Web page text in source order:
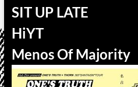
SIT UP LATE
HiYT
Menos Of Majority